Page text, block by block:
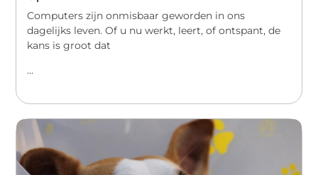
Computers zijn onmisbaar geworden in ons
dagelijks leven. Of u nu werkt, leert, of ontspant, de
kans is groot dat
...